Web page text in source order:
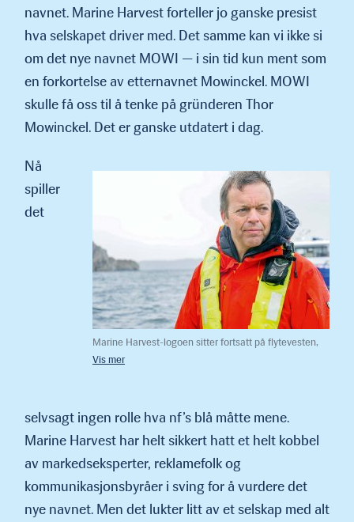
navnet. Marine Harvest forteller jo ganske presist
hva selskapet driver med. Det samme kan vi ikke si
om det nye navnet MOWI — i sin tid kun ment som
en forkortelse av etternavnet Mowinckel. MOWI
skulle få oss til å tenke på gründeren Thor
Mowinckel. Det er ganske utdatert i dag.
Marine Harvest-logoen sitter fortsatt på flytevesten,
så dette bildet er snart historie. Alf-Helge Aarskog er
Nå
spiller
det
selvsagt ingen rolle hva nf’s blå måtte mene.
Marine Harvest har helt sikkert hatt et helt kobbel
av marked­seksperter, reklamefolk og
kommunikasjonsbyråer i sving for å vurdere det
nye navnet. Men det lukter litt av et selskap med alt